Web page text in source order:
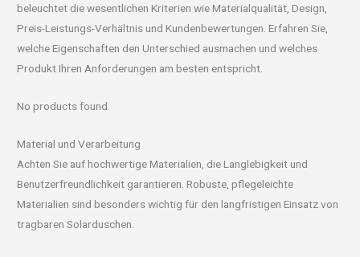
beleuchtet die wesentlichen Kriterien wie Materialqualität, Design,
Preis-Leistungs-Verhältnis und Kundenbewertungen. Erfahren Sie,
welche Eigenschaften den Unterschied ausmachen und welches
Produkt Ihren Anforderungen am besten entspricht.
No products found.
Material und Verarbeitung
Achten Sie auf hochwertige Materialien, die Langlebigkeit und
Benutzerfreundlichkeit garantieren. Robuste, pflegeleichte
Materialien sind besonders wichtig für den langfristigen Einsatz von
tragbaren Solarduschen.